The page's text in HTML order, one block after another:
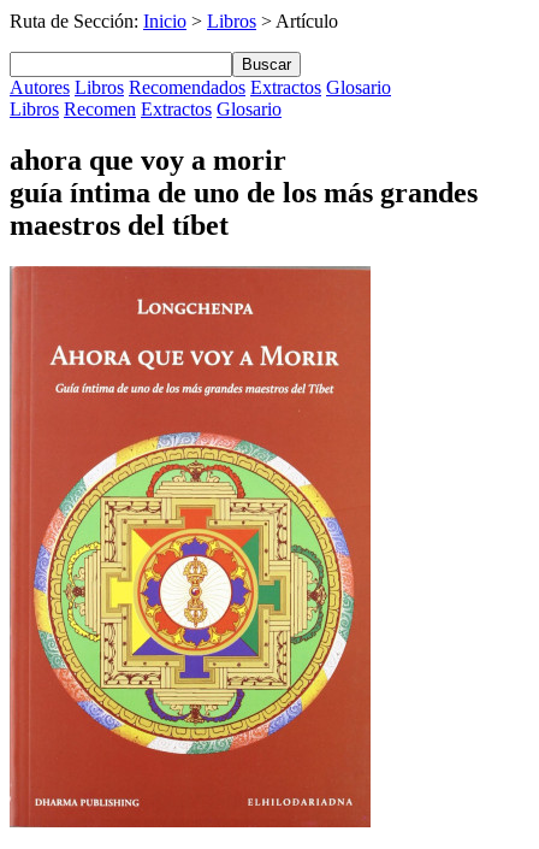
Ruta de Sección: Inicio > Libros > Artículo
Buscar
Autores Libros Recomendados Extractos Glosario
Libros Recomen Extractos Glosario
ahora que voy a morir
guía íntima de uno de los más grandes
maestros del tíbet